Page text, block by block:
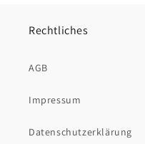
Rechtliches
AGB
Impressum
Datenschutzerklärung